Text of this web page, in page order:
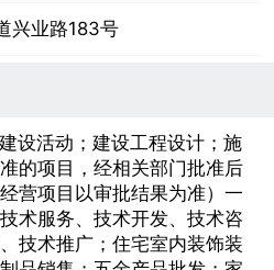
兴业路183号
设活动；建设工程设计；施
的项目，经相关部门批准后
营项目以审批结果为准）一
术服务、技术开发、技术咨
技术推广；住宅室内装饰装